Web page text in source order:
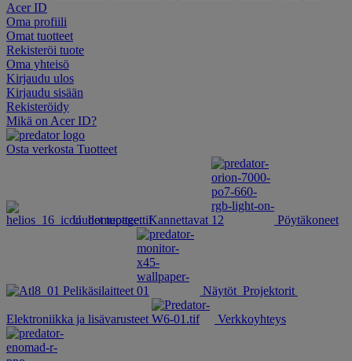
Acer ID
Oma profiili
Omat tuotteet
Rekisteröi tuote
Oma yhteisö
Kirjaudu ulos
Kirjaudu sisään
Rekisteröidy
Mikä on Acer ID?
Osta verkosta Tuotteet
Uudet tuotteet Kannettavat Pöytäkoneet
Pelikäsilaitteet Näytöt Projektorit
Elektroniikka ja lisävarusteet Verkkoyhteys